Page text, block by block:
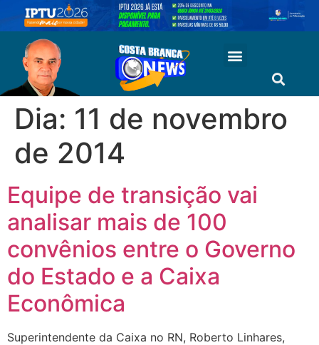
Dia: 11 de novembro
de 2014
Equipe de transição vai
analisar mais de 100
convênios entre o Governo
do Estado e a Caixa
Econômica
Superintendente da Caixa no RN, Roberto Linhares,